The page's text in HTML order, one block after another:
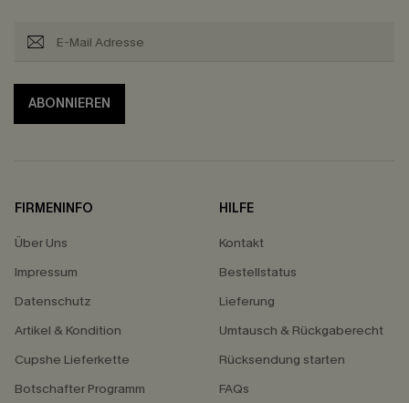
ABONNIEREN
FIRMENINFO
Über Uns
Impressum
Datenschutz
Artikel & Kondition
Cupshe Lieferkette
Botschafter Programm
HILFE
Kontakt
Bestellstatus
Lieferung
Umtausch & Rückgaberecht
Rücksendung starten
FAQs